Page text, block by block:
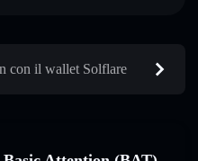
con il wallet Solflare